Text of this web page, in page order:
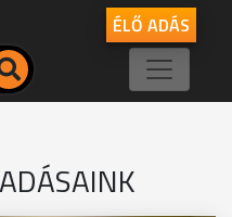
ÉLŐ ADÁS